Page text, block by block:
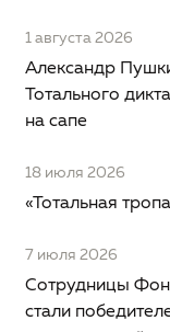
1 августа 2026
Александр
Тотального
на сапе
18 июля 2026
«Тотальная
7 июля 2026
Сотрудницы
стали